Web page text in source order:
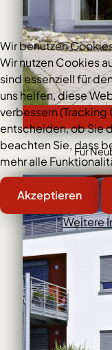
Für
Wir benutzen
Wir nutzen Cookies
sind essenziell für
uns helfen, diese
verbessern
entscheiden, ob Sie
beachten Sie, dass
mehr alle
Akzeptieren
Weitere